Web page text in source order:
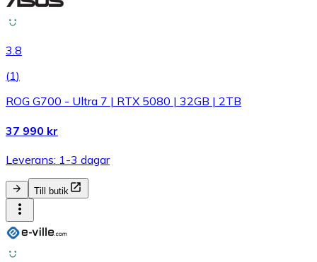
3.8
(1)
ROG G700 - Ultra 7 | RTX 5080 | 32GB | 2TB
37 990 kr
Leverans: 1-3 dagar
Till butik